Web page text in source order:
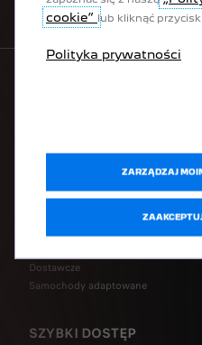
ZAMÓW PEUGEOT
Miejskie
Dostawcze
Samochody adaptowane
SZYBKI DOSTĘP
cookie” lub kliknąć
Polityka prywatności
ZARZĄDZAJ